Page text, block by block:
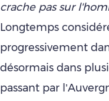
crache pas sur
Longtemps
progressivement
désormais dans
passant par